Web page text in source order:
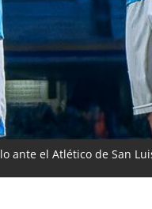
ante el Atlético de San